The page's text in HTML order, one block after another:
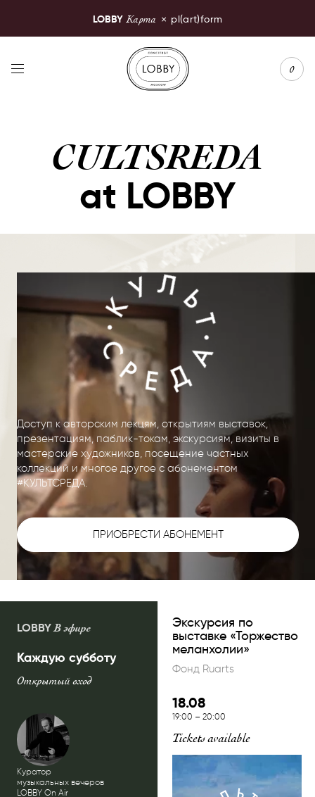
LOBBY Карта × pl(art)form
LOBBY Moscow
0
CULTSREDA
at LOBBY
Доступ к авторским лекцям, открытиям выставок,
презентациям, паблик-токам, экскурсиям, визиты в
мастерские художников, посещение частных
коллекций и многое другое с абонементом
#КУЛЬТСРЕДА.
ПРИОБРЕСТИ АБОНЕМЕНТ
LOBBYВ эфире
Каждую субботу
Открытый вход
Куратор
музыкальных вечеров
LOBBY On Air
Экскурсия по
выставке «Торжество
меланхолии»
Фонд Ruarts
Tickets available
18.08
19:00 – 20:00